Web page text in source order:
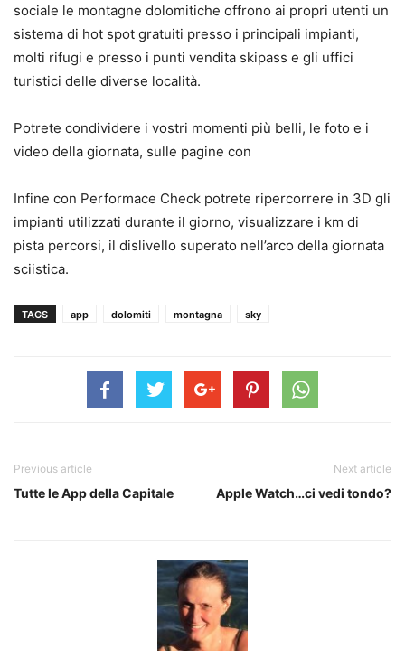
sociale le montagne dolomitiche offrono ai propri utenti un
sistema di hot spot gratuiti presso i principali impianti,
molti rifugi e presso i punti vendita skipass e gli uffici
turistici delle diverse località.
Potrete condividere i vostri momenti più belli, le foto e i
video della giornata, sulle pagine con
Infine con Performace Check potrete ripercorrere in 3D gli
impianti utilizzati durante il giorno, visualizzare i km di
pista percorsi, il dislivello superato nell’arco della giornata
sciistica.
TAGS app dolomiti montagna sky
Previous article
Tutte le App della Capitale
Next article
Apple Watch…ci vedi tondo?